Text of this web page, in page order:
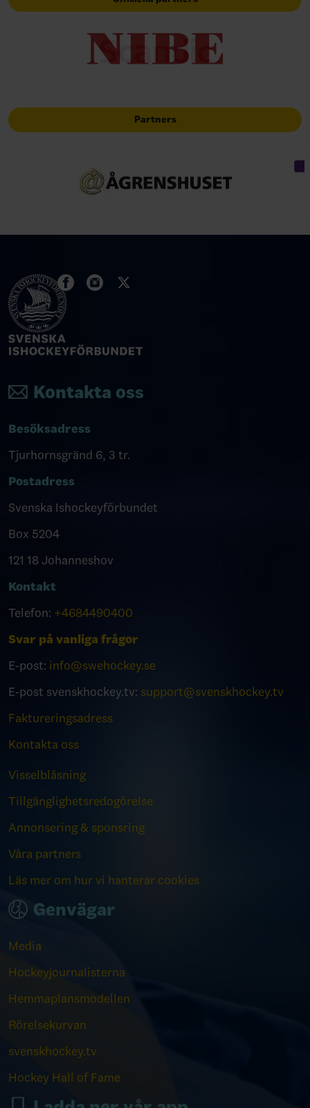
Partners
Kontakta oss
Besöksadress
Tjurhornsgränd 6, 3 tr.
Postadress
Svenska Ishockeyförbundet
Box 5204
121 18 Johanneshov
Kontakt
Telefon: +4684490400
Svar på vanliga frågor
E-post: info@swehockey.se
E-post svenskhockey.tv: support@svenskhockey.tv
Faktureringsadress
Kontakta oss
Visselblåsning
Tillgänglighetsredogörelse
Annonsering & sponsring
Våra partners
Läs mer om hur vi hanterar cookies
Genvägar
Media
Hockeyjournalisterna
Hemmaplansmodellen
Rörelsekurvan
svenskhockey.tv
Hockey Hall of Fame